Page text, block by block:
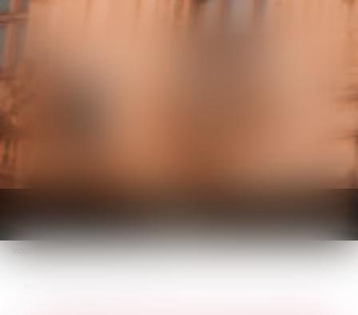
KALIFA Avocats
Ouvrir
le
menu
Vous êtes ici :Accueil